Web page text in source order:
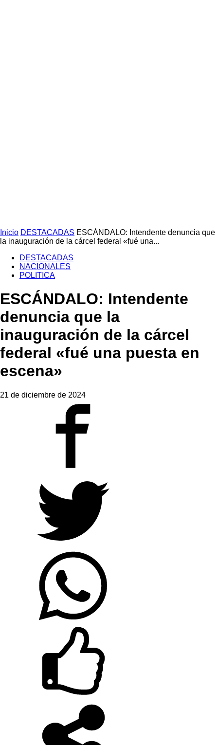
Inicio DESTACADAS ESCÁNDALO: Intendente denuncia que
la inauguración de la cárcel federal «fué una...
DESTACADAS
NACIONALES
POLITICA
ESCÁNDALO: Intendente
denuncia que la
inauguración de la cárcel
federal «fué una puesta en
escena»
21 de diciembre de 2024